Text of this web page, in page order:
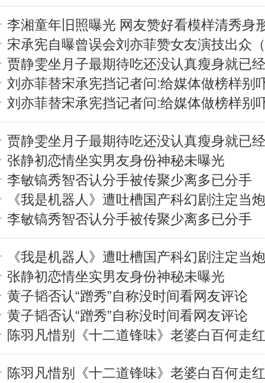
李湘童年旧照曝光 网友赞好看模样清秀身
宋承宪自曝曾误会刘亦菲赞女友演技出众
贾静雯坐月子最期待吃还没认真瘦身就已
刘亦菲替宋承宪挡记者问:给媒体做榜样别
刘亦菲替宋承宪挡记者问:给媒体做榜样别
贾静雯坐月子最期待吃还没认真瘦身就已
张静初恋情坐实男友身份神秘未曝光
李敏镐秀智否认分手被传聚少离多已分手
《我是机器人》遭吐槽国产科幻剧注定当
李敏镐秀智否认分手被传聚少离多已分手
《我是机器人》遭吐槽国产科幻剧注定当
张静初恋情坐实男友身份神秘未曝光
黄子韬否认“蹭秀”自称没时间看网友评论
黄子韬否认“蹭秀”自称没时间看网友评论
陈羽凡惜别《十二道锋味》老婆白百何走
陈羽凡惜别《十二道锋味》老婆白百何走